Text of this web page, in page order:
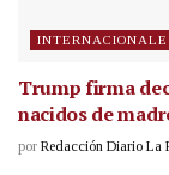
Trump firma
nacidos de
por Redacción Diario La